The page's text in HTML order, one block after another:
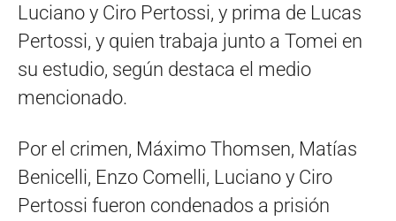
Luciano y Ciro Pertossi, y prima de Lucas
Pertossi, y quien trabaja junto a Tomei en
su estudio, según destaca el medio
mencionado.
Por el crimen, Máximo Thomsen, Matías
Benicelli, Enzo Comelli, Luciano y Ciro
Pertossi fueron condenados a prisión